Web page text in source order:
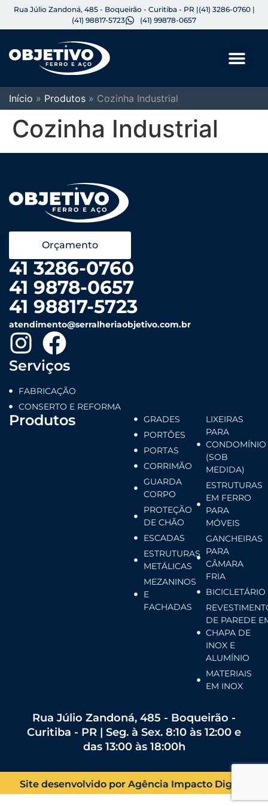
Rua Júlio Zandoná, 485 - Boqueirão - Curitiba - PR |(41) 3286-0760 |
(41) 98817-5723
(41) 99878-0657
Início » Produtos » Cozinha Industrial
Cozinha Industrial
Orçamento
41 3286-0760
41 9878-0657
41 98817-5723
atendimento@serralheriaobjetivo.com.br
Serviços
FABRICAÇÃO
CONSERTO E REFORMA
Produtos
GRADES
PORTÕES
PORTAS
CORRIMÃO
GUARDA
CORPO
PROTEÇÃO
DE CHÃO
ESCADAS
ESTRUTURAS
METÁLICAS
MEZANINOS
E
FACHADAS
LIXEIRAS
PARA
CONDOMÍNIO
(SOB
MEDIDA)
ESTRUTURAS
EM FERRO
PARA
MÓVEIS
GANCHEIRAS
PARA
CÂMARA
FRIA
BICICLETÁRIO
DE PAREDE
CHAPA DE
INOX E
ALUMÍNIO
MATERIAIS
EM INOX
Rua Júlio Zandoná, 485 - Boqueirão -
Curitiba - PR | Seg. à Sex. 8:10 às 12:00 e
das 13:00 às 18:00h
Site desenvolvido por Agência Impacto Digital